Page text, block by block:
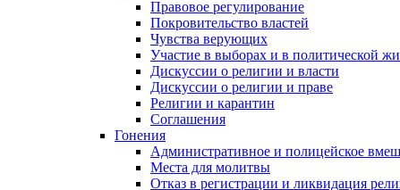
Правовое регулирование
Покровительство властей
Чувства верующих
Участие в выборах и в политической
Дискуссии о религии и власти
Дискуссии о религии и праве
Религии и карантин
Соглашения
Гонения
Административное и полицейское
Места для молитвы
Отказ в регистрации и ликвидация